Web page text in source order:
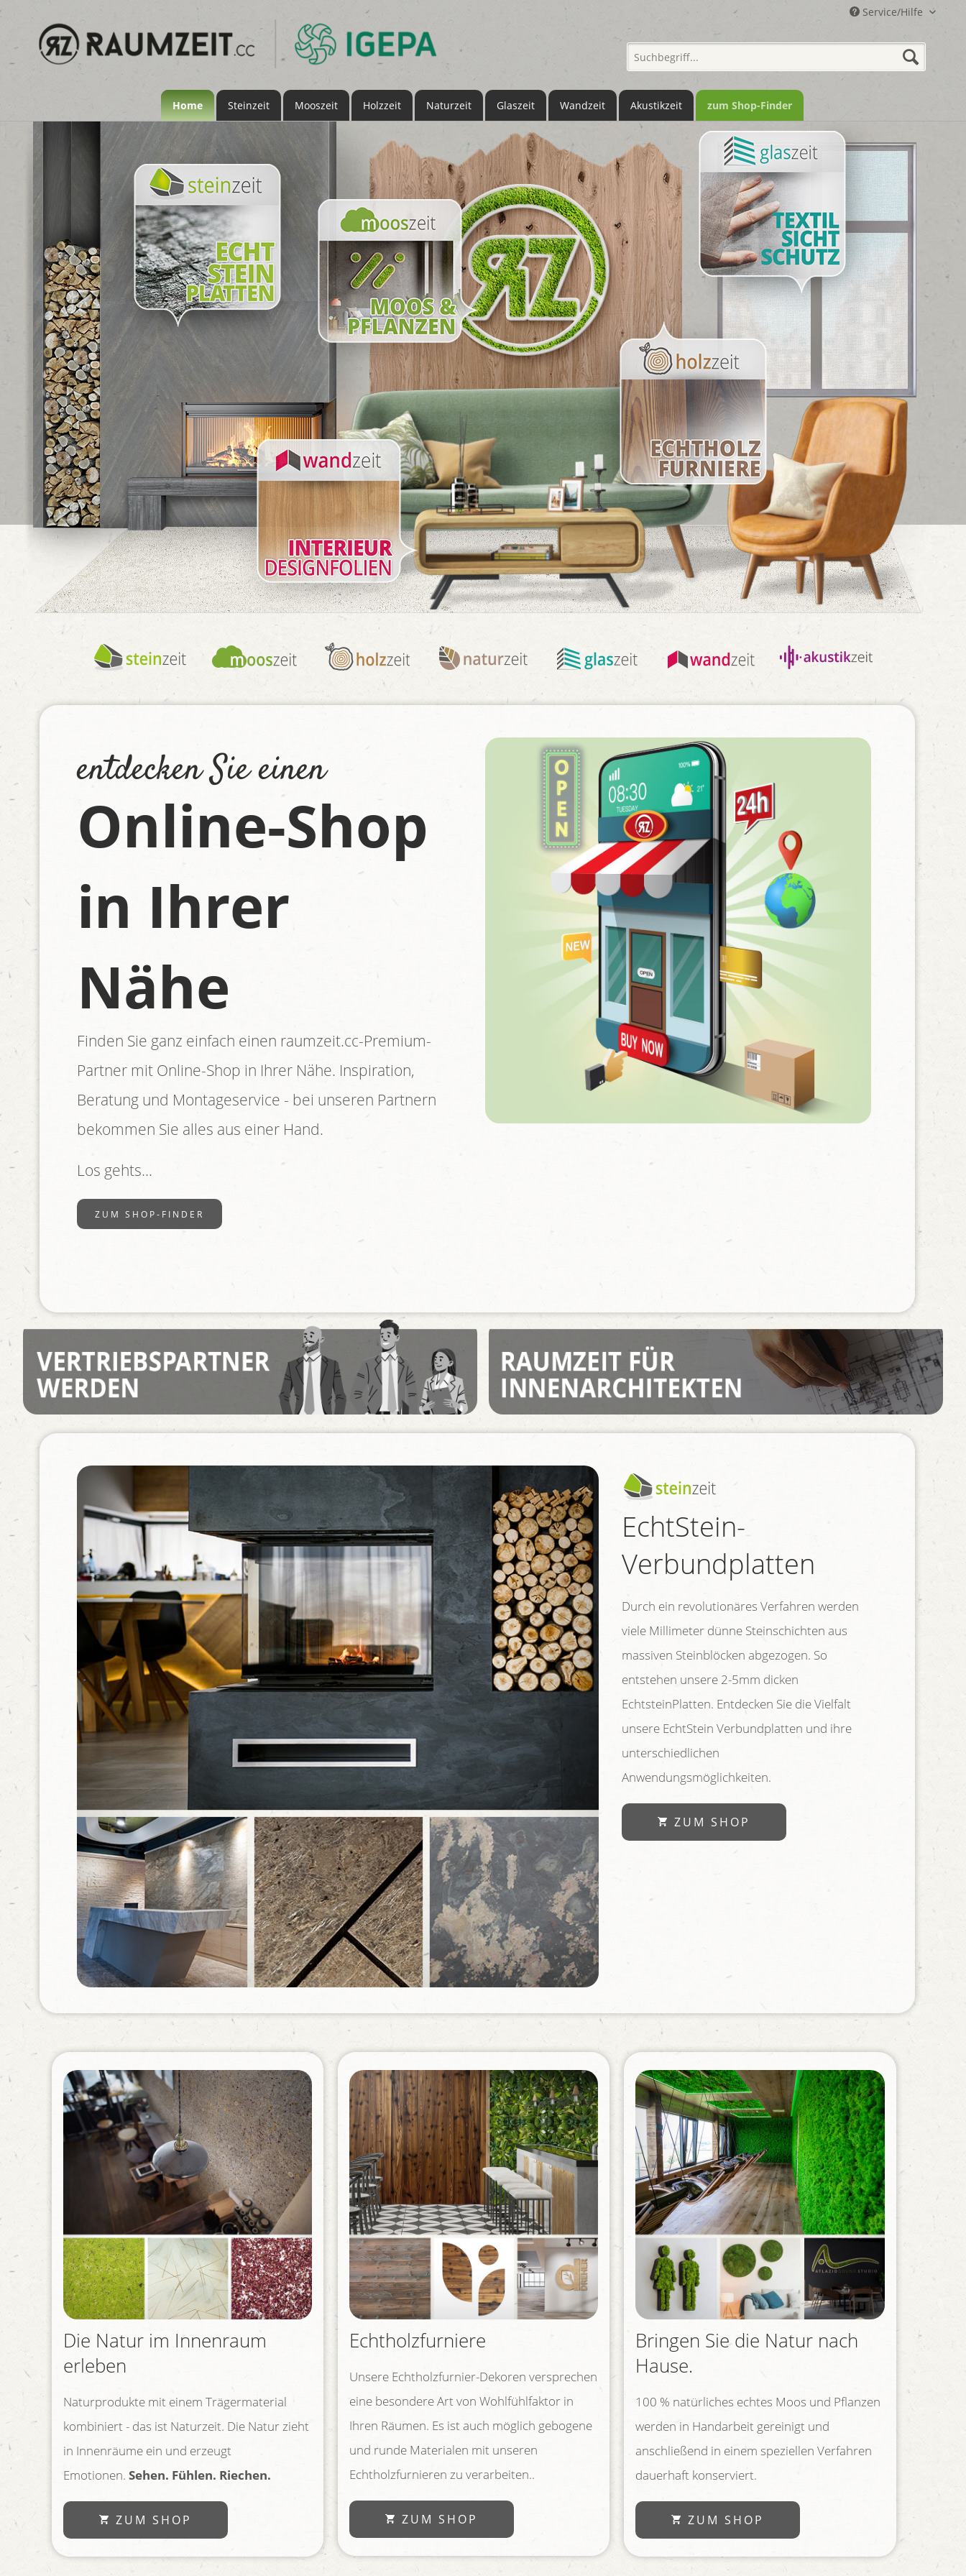
Service/Hilfe
Home Steinzeit Mooszeit Holzzeit Naturzeit Glaszeit Wandzeit Akustikzeit zum Shop-Finder
entdecken Sie einen
Online-Shop
in Ihrer
Nähe
Finden Sie ganz einfach einen raumzeit.cc-Premium-
Partner mit Online-Shop in Ihrer Nähe. Inspiration,
Beratung und Montageservice - bei unseren Partnern
bekommen Sie alles aus einer Hand.
Los gehts...
ZUM SHOP-FINDER
EchtStein-
Verbundplatten
Durch ein revolutionäres Verfahren werden
viele Millimeter dünne Steinschichten aus
massiven Steinblöcken abgezogen. So
entstehen unsere 2-5mm dicken
EchtsteinPlatten. Entdecken Sie die Vielfalt
unsere EchtStein Verbundplatten und ihre
unterschiedlichen
Anwendungsmöglichkeiten.
ZUM SHOP
Die Natur im Innenraum
erleben
Naturprodukte mit einem Trägermaterial
kombiniert - das ist Naturzeit. Die Natur zieht
in Innenräume ein und erzeugt
Emotionen. Sehen. Fühlen. Riechen.
ZUM SHOP
Echtholzfurniere
Unsere Echtholzfurnier-Dekoren versprechen
eine besondere Art von Wohlfühlfaktor in
Ihren Räumen. Es ist auch möglich gebogene
und runde Materialen mit unseren
Echtholzfurnieren zu verarbeiten..
ZUM SHOP
Bringen Sie die Natur nach
Hause.
100 % natürliches echtes Moos und Pflanzen
werden in Handarbeit gereinigt und
anschließend in einem speziellen Verfahren
dauerhaft konserviert.
ZUM SHOP